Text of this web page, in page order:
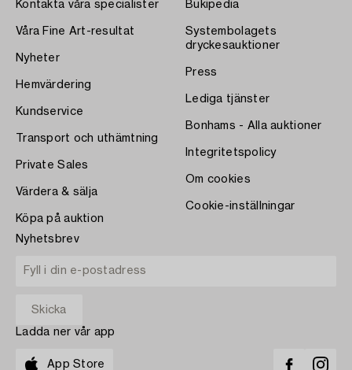
Kontakta våra specialister
Våra Fine Art-resultat
Nyheter
Hemvärdering
Kundservice
Transport och uthämtning
Private Sales
Värdera & sälja
Köpa på auktion
Bukipedia
Systembolagets
dryckesauktioner
Press
Lediga tjänster
Bonhams - Alla auktioner
Integritetspolicy
Om cookies
Cookie-inställningar
Nyhetsbrev
Ladda ner vår app
App Store